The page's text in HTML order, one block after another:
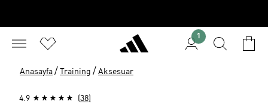
1
Anasayfa / Training / Aksesuar
4.9 (38)